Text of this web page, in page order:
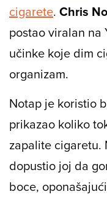
cigarete. Chris
postao viralan na
učinke koje dim
organizam.
Notap je koristio
prikazao koliko
zapalite cigaretu.
dopustio joj da
boce,